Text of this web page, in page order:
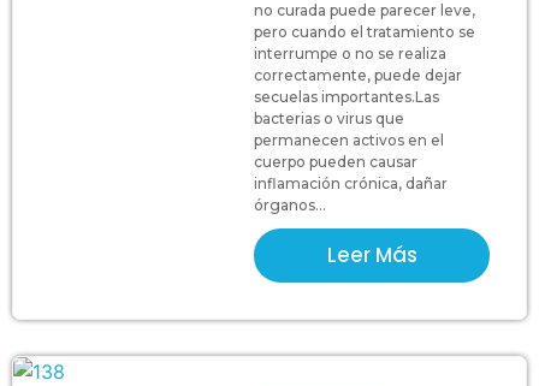
no curada puede parecer leve,
pero cuando el tratamiento se
interrumpe o no se realiza
correctamente, puede dejar
secuelas importantes.Las
bacterias o virus que
permanecen activos en el
cuerpo pueden causar
inflamación crónica, dañar
órganos...
Leer Más